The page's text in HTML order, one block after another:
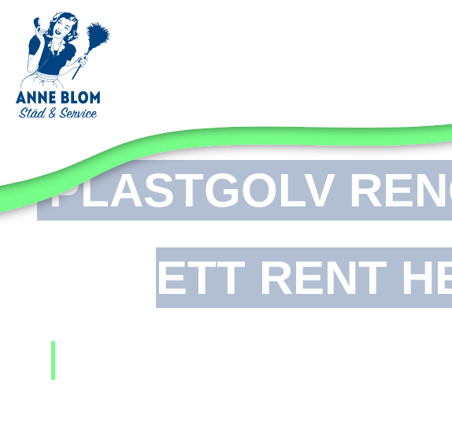
PLASTGOLV RENGÖRING
PLASTGOLV
ETT RENT